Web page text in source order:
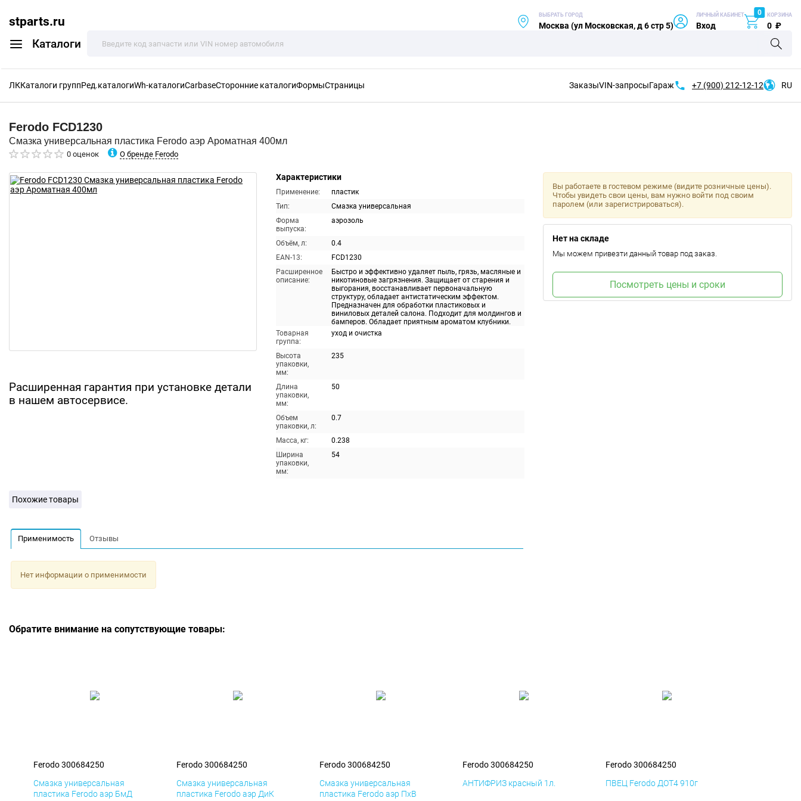
stparts.ru
Каталоги
ВЫБРАТЬ ГОРОД
Москва (ул Московская, д 6 стр 5)
ЛИЧНЫЙ КАБИНЕТ
Вход
0 КОРЗИНА
0 ₽
ЛККаталоги группРед.каталогиWh-каталогиCarbaseСторонние каталогиФормыСтраницы ЗаказыVIN-запросыГараж +7 (900) 212-12-12 RU
Ferodo FCD1230
Смазка универсальная пластика Ferodo аэр Ароматная 400мл
0 оценок О бренде Ferodo
Расширенная гарантия при установке детали
в нашем автосервисе.
Характеристики
Применение:
пластик
Тип:
Смазка универсальная
Форма
выпуска:
аэрозоль
Объём, л:
0.4
EAN-13:
FCD1230
Расширенное
описание:
Быстро и эффективно удаляет пыль, грязь, масляные и
никотиновые загрязнения. Защищает от старения и
выгорания, восстанавливает первоначальную
структуру, обладает антистатическим эффектом.
Предназначен для обработки пластиковых и
виниловых деталей салона. Подходит для молдингов и
бамперов. Обладает приятным ароматом клубники.
Товарная
группа:
уход и очистка
Высота
упаковки,
мм:
235
Длина
упаковки,
мм:
50
Объем
упаковки, л:
0.7
Масса, кг:
0.238
Ширина
упаковки,
мм:
54
Вы работаете в гостевом режиме (видите розничные цены).
Чтобы увидеть свои цены, вам нужно войти под своим
паролем (или зарегистрироваться).
Нет на складе
Мы можем привезти данный товар под заказ.
Посмотреть цены и сроки
Похожие товары
Применимость Отзывы
Нет информации о применимости
Обратите внимание на сопутствующие товары:
Ferodo 300684250
Смазка универсальная
пластика Ferodo аэр БмД
Ferodo 300684250
Смазка универсальная
пластика Ferodo аэр ДиК
Ferodo 300684250
Смазка универсальная
пластика Ferodo аэр ПхВ
Ferodo 300684250
АНТИФРИЗ красный 1л.
Ferodo 300684250
ПВЕЦ Ferodo ДОТ4 910г